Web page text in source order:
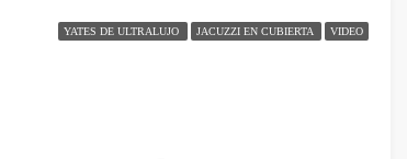
YATES DE ULTRALUJO JACUZZI EN CUBIERTA VIDEO